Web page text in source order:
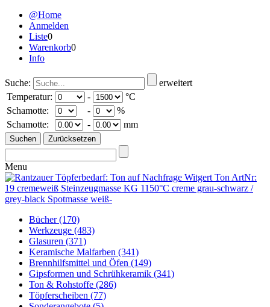
@Home
Anmelden
Liste0
Warenkorb0
Info
Suche:
erweitert
Temperatur:
-
°C
Schamotte:
-
%
Schamotte:
- mm
Menu
Bücher(170)
Werkzeuge (483)
Glasuren (371)
Keramische Malfarben (341)
Brennhilfsmittel und Öfen (149)
Gipsformen und Schrühkeramik (341)
Ton & Rohstoffe (286)
Töpferscheiben (77)